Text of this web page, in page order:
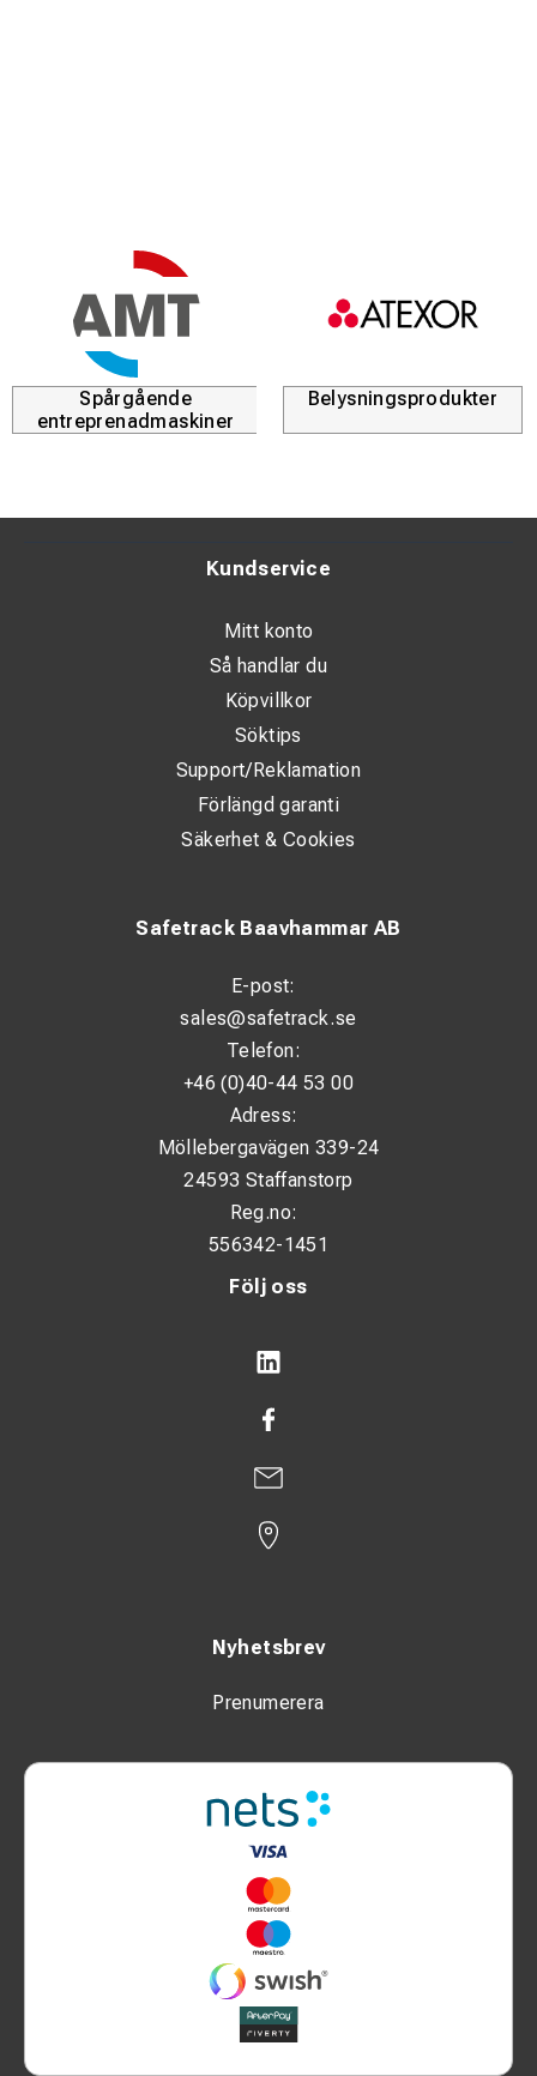
Spårgående
entreprenadmaskiner
Belysningsprodukter
Följ oss
Nyhetsbrev
Prenumerera
Safetrack Baavhammar AB
E-post:
sales@safetrack.se
Telefon:
+46 (0)40-44 53 00
Adress:
Möllebergavägen 339-24
24593 Staffanstorp
Reg.no:
556342-1451
Kundservice
Mitt konto
Så handlar du
Köpvillkor
Söktips
Support/Reklamation
Förlängd garanti
Säkerhet & Cookies